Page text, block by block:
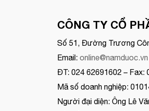
CÔNG TY CỔ
Số 51, Đường Trương
Email: online@namduoc.vn
ĐT: 024 62691602 – Fax:
Mã số doanh nghiệp:
Người đại diện: Ông Lê